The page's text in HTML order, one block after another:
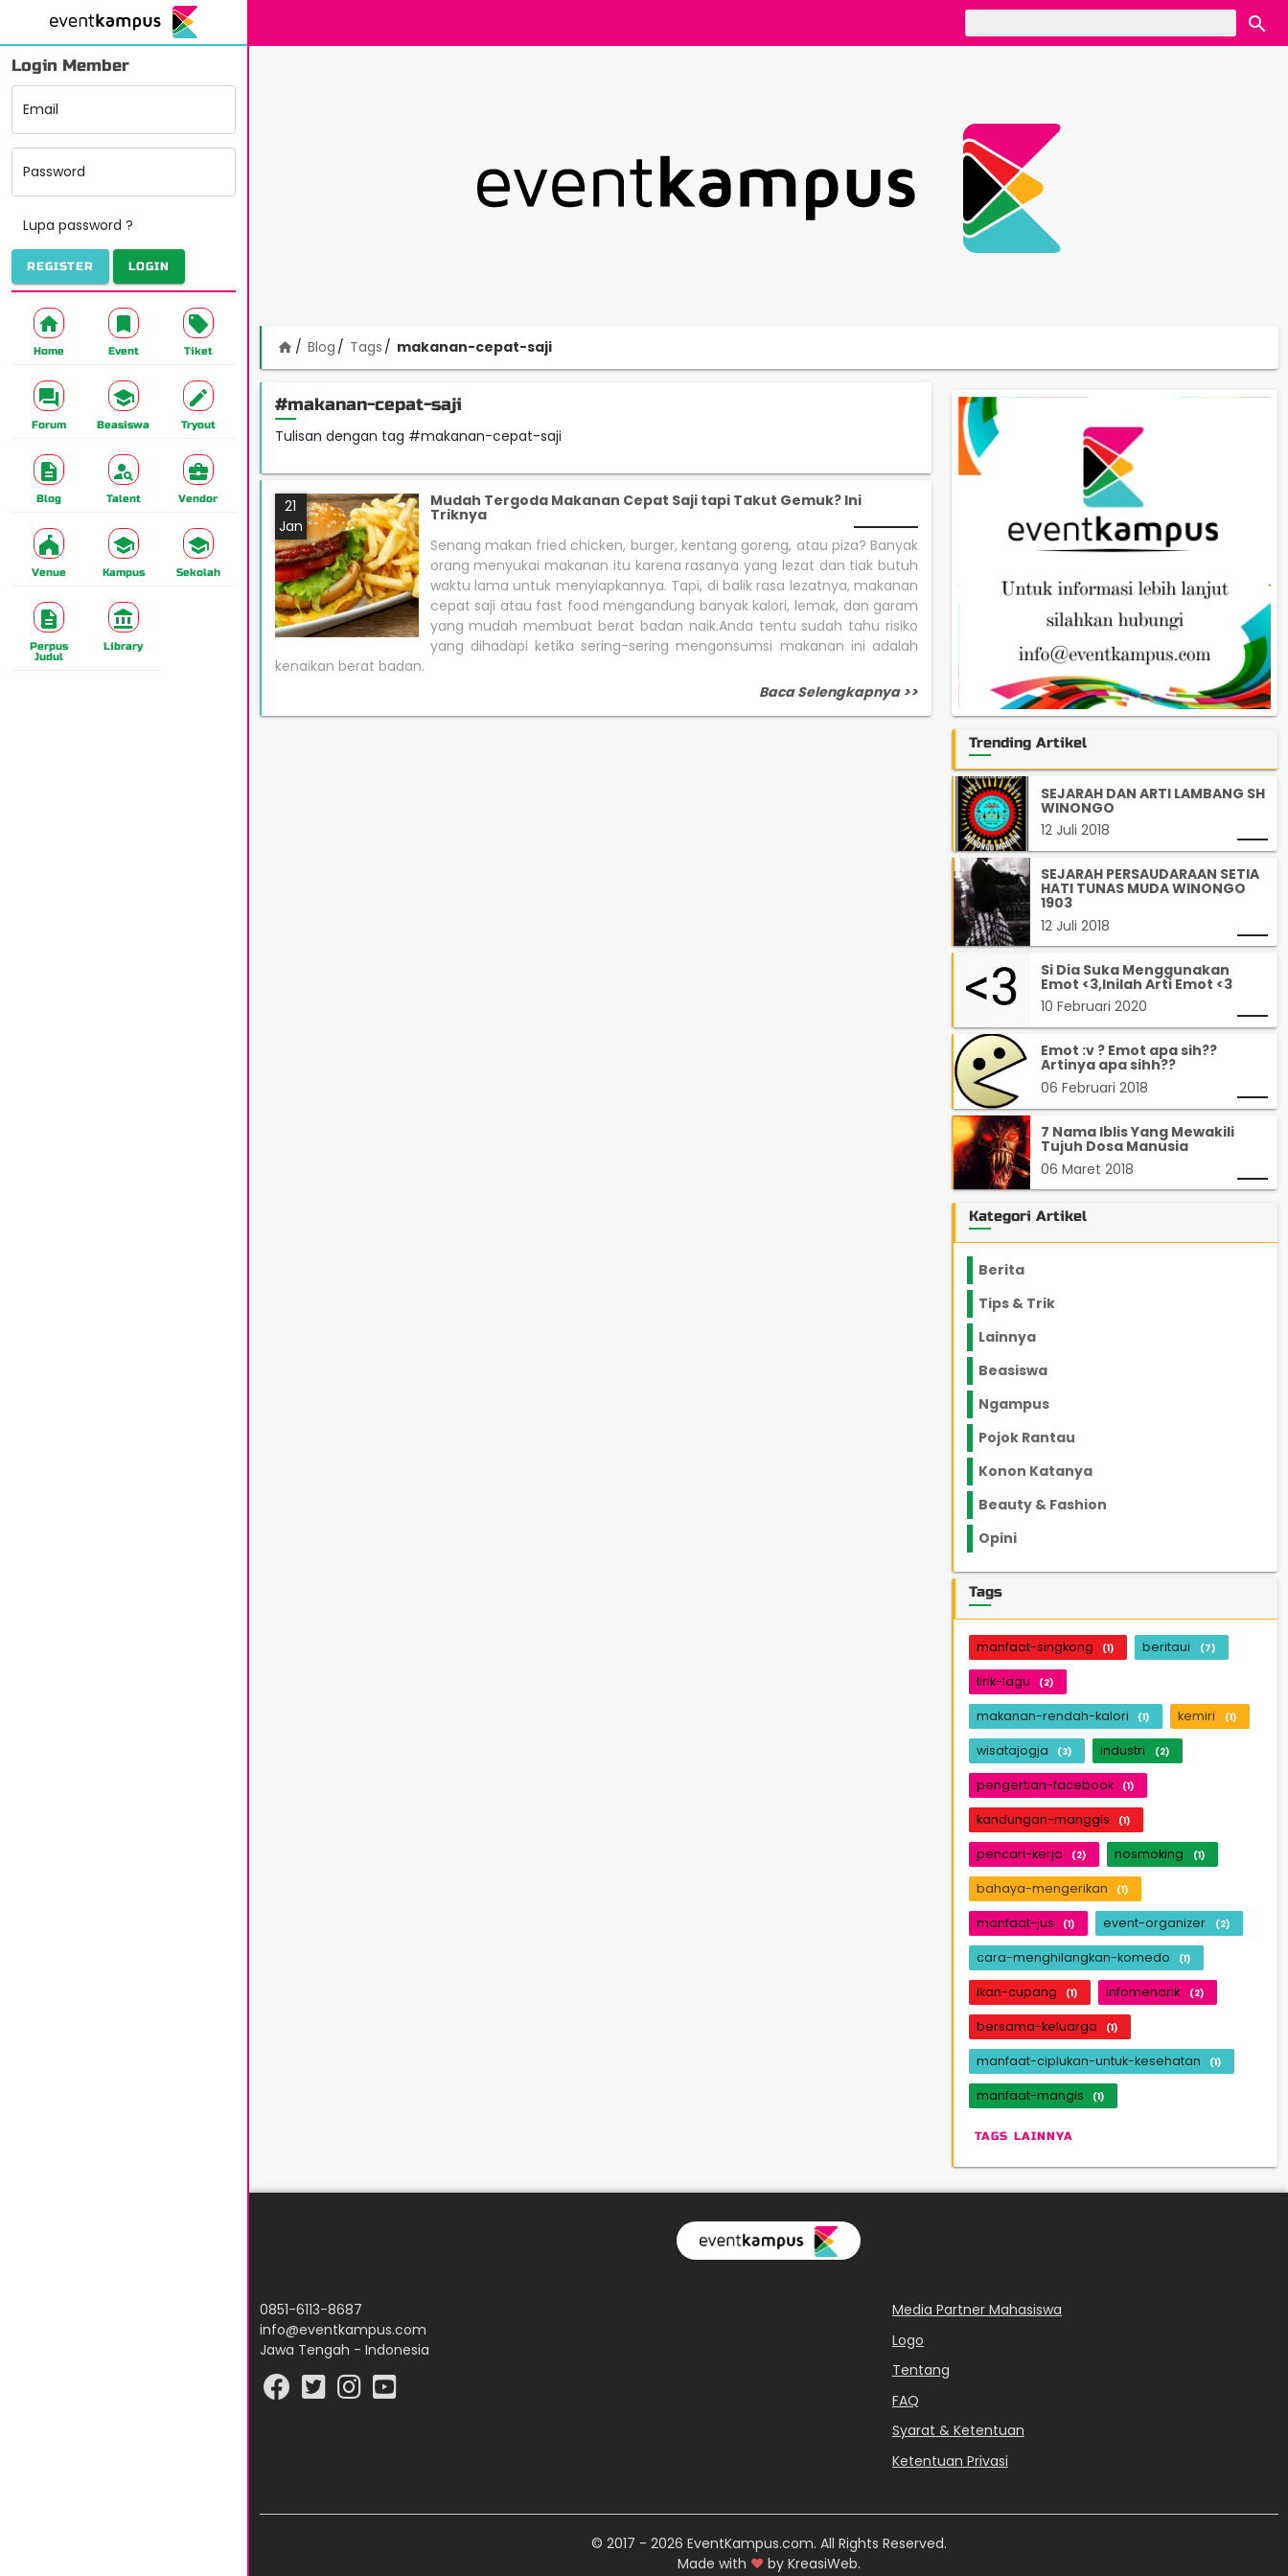
Login Member
Email
Password
Lupa password ?
REGISTER LOGIN
Home Event Tiket
Forum Beasiswa Tryout
Blog Talent Vendor
Venue Kampus Sekolah
Perpus
Judul
Library
home Blog Tags makanan-cepat-saji
#makanan-cepat-saji
Tulisan dengan tag #makanan-cepat-saji
21
Jan
Mudah Tergoda Makanan Cepat Saji tapi Takut Gemuk? Ini
Triknya
Senang makan fried chicken, burger, kentang goreng, atau piza? Banyak
orang menyukai makanan itu karena rasanya yang lezat dan tiak butuh
waktu lama untuk menyiapkannya. Tapi, di balik rasa lezatnya, makanan
cepat saji atau fast food mengandung banyak kalori, lemak, dan garam
yang mudah membuat berat badan naik.Anda tentu sudah tahu risiko
yang dihadapi ketika sering-sering mengonsumsi makanan ini adalah
kenaikan berat badan.
Baca Selengkapnya >>
Trending Artikel
SEJARAH DAN ARTI LAMBANG SH
WINONGO
12 Juli 2018
SEJARAH PERSAUDARAAN SETIA
HATI TUNAS MUDA WINONGO
1903
12 Juli 2018
Si Dia Suka Menggunakan
Emot <3,Inilah Arti Emot <3
10 Februari 2020
Emot :v ? Emot apa sih??
Artinya apa sihh??
06 Februari 2018
7 Nama Iblis Yang Mewakili
Tujuh Dosa Manusia
06 Maret 2018
Kategori Artikel
Berita
Tips & Trik
Lainnya
Beasiswa
Ngampus
Pojok Rantau
Konon Katanya
Beauty & Fashion
Opini
Tags
manfaat-singkong (1) beritaui (7)
lirik-lagu (2)
makanan-rendah-kalori (1) kemiri (1)
wisatajogja (3) industri (2)
pengertian-facebook (1)
kandungan-manggis (1)
pencari-kerja (2) nosmoking (1)
bahaya-mengerikan (1)
manfaat-jus (1) event-organizer (2)
cara-menghilangkan-komedo (1)
ikan-cupang (1) infomenarik (2)
bersama-keluarga (1)
manfaat-ciplukan-untuk-kesehatan (1)
manfaat-mangis (1)
TAGS LAINNYA
Media Partner Mahasiswa
Logo
Tentang
FAQ
Syarat & Ketentuan
Ketentuan Privasi
0851-6113-8687
info@eventkampus.com
Jawa Tengah - Indonesia
© 2017 - 2026 EventKampus.com. All Rights Reserved.
Made with ♥ by KreasiWeb.